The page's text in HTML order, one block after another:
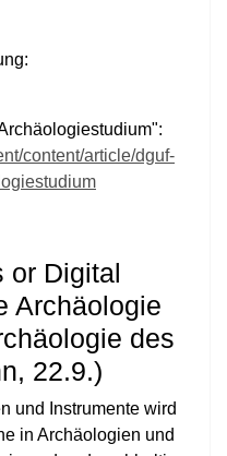
content/article/dguf-
or Digital
Archäologie
des
22.9.)
und Instrumente wird
in Archäologien und